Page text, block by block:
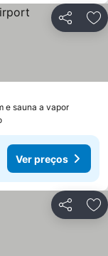
Partilhar
e sauna a vaporVer
Ver preços
Partilhar